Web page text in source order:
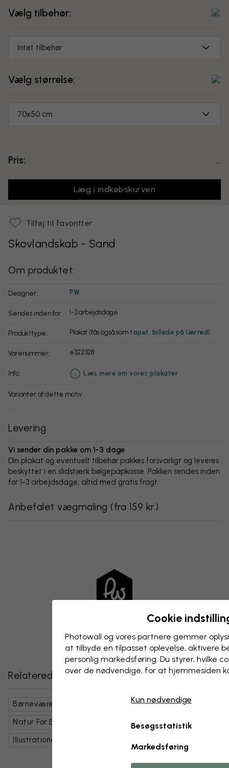
Vælg tilbehør:
Intet tilbehør
Vælg størrelse:
70x50 cm
Pris:
Læg i indkøbskurven
Tilføj til favoritter
Skovlandskab - Sand
Om produktet:
Designer: PW
Sendes inden for: 1-3 arbejdsdage
Produkttype: Plakat (fås også som tapet billede på lærred)
Varenummer: e322328
info: Læs mere om vores plakater
Varianter af dette motiv:
Levering
Vi sender din pakke om 1-3 dage
Din plakat og eventuelt tilbehør pakkes forsvarligt og leveres
beskyttet i en slidstærk bølgepapkasse. Pakken sendes inden
for 1-3 arbejdsdage, altid med gratis fragt.
Anbefalet vægmaling (fra 159 kr.)
Relaterede kategorier
Børneværelse Skove Og Træer
Børn
Natur For Børn
Kunst Og Design
Illustrationer
Cookie
Photowall og vores partnere gemmer
at tilbyde en tilpasset oplevelse, aktivere
personlig markedsføring. Du styrer, hvilke
over de nødvendige, for at hjemmesiden
Kun nødvendige
Besøgsstatistik
Markedsføring